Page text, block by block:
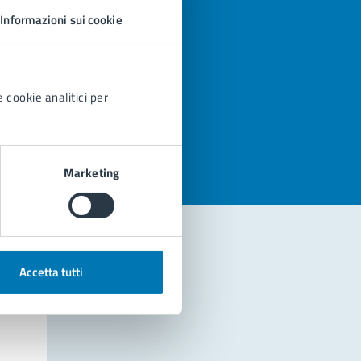
Informazioni sui cookie
cookie analitici per
Marketing
Accetta tutti